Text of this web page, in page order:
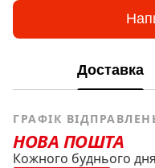
Доставка
ГРАФІК
НОВА ПОШТА
Кожного буднього дня